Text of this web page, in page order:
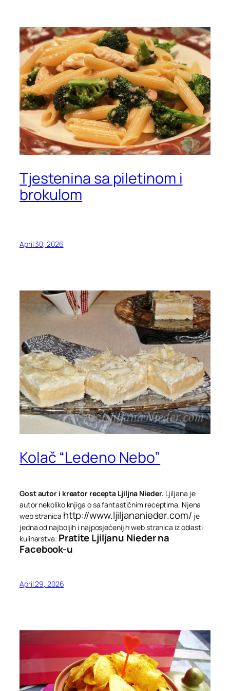
Tjestenina sa piletinom i
brokulom
April 30, 2026
Kolač “Ledeno Nebo”
Gost autor i kreator recepta Ljiljna Nieder. Ljiljana je
autor nekoliko knjiga o sa fantastičnim receptima. Njena
web stranica http://www.ljiljananieder.com/ je
jedna od najboljih i najposjećenijih web stranica iz oblasti
kulinarstva. Pratite Ljiljanu Nieder na
Facebook-u
April 29, 2026